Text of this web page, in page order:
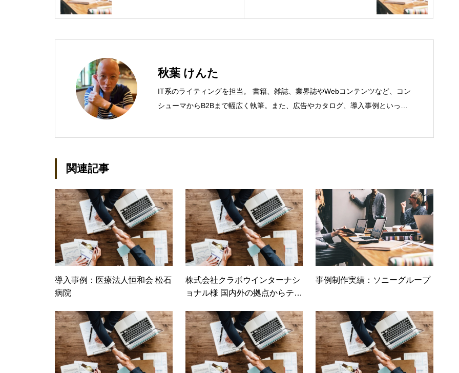
秋葉 けんた
IT系のライティングを担当。 書籍、雑誌、業界誌やWebコンテンツなど、コン
シューマからB2Bまで幅広く執筆。また、広告やカタログ、導入事例といった
セキュリティなど）、ネットワーク（KVMスイッチ/グループウェア/サーバ/資
産管理/シンクライアント/ホスティングなど）、その他（.NET/BI/カタログ/各
種戦略/導入事例/パートナー取材など）…ほか、多数執筆。●連絡先 メール：
kenta@office-mica.com
関連記事
導入事例：医療法人恒和会 松石
病院
株式会社クラボウインターナシ
ョナル様 国内外の拠点からテレ
クラウド型のテレビ会議システ
ムLifesize Cloudを選定
事例制作実績：ソニーグループ